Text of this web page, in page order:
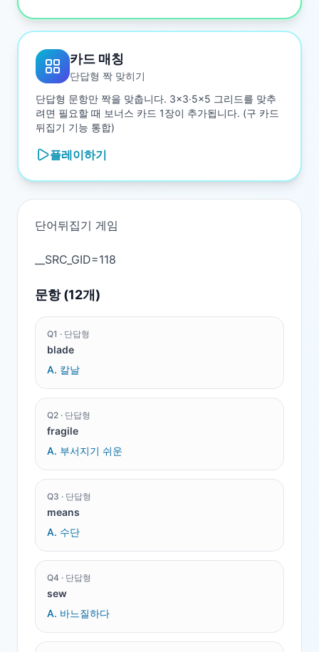
카드 매칭
단답형 짝 맞히기
단답형 문항만 짝을 맞춥니다. 3×3·5×5 그리드를 맞추
려면 필요할 때 보너스 카드 1장이 추가됩니다. (구 카드
뒤집기 기능 통합)
플레이하기
단어뒤집기 게임
문항 (12개)
Q1 · 단답형
blade
A. 칼날
Q2 · 단답형
fragile
A. 부서지기 쉬운
Q3 · 단답형
means
A. 수단
Q4 · 단답형
sew
A. 바느질하다